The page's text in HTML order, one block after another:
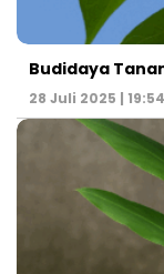
Budidaya
28 Juli 2025 |